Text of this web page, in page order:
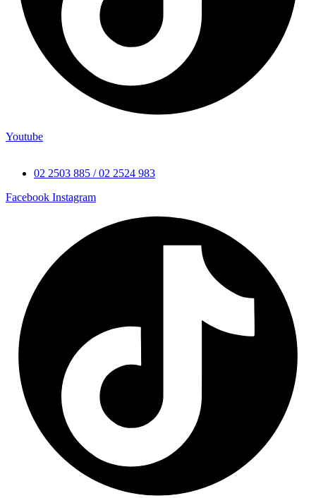
Youtube
02 2503 885 / 02 2524 983
Facebook Instagram